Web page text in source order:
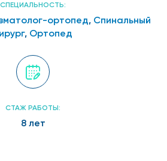
СПЕЦИАЛЬНОСТЬ:
ортопед, Спинальный
, Ортопед
СТАЖ РАБОТЫ:
8 лет